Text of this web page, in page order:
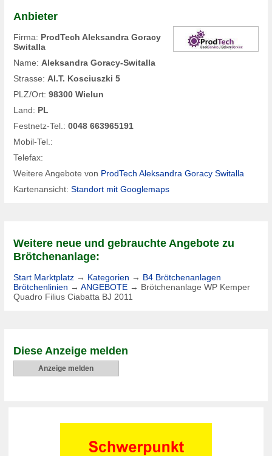
Anbieter
Firma: ProdTech Aleksandra Goracy
Switalla
Name: Aleksandra Goracy-Switalla
Strasse: Al.T. Kosciuszki 5
PLZ/Ort: 98300 Wielun
Land: PL
Festnetz-Tel.: 0048 663965191
Mobil-Tel.:
Telefax:
Weitere Angebote von ProdTech Aleksandra Goracy Switalla
Kartenansicht: Standort mit Googlemaps
Weitere neue und gebrauchte Angebote zu
Brötchenanlage:
Start Marktplatz → Kategorien → B4 Brötchenanlagen
Brötchenlinien → ANGEBOTE → Brötchenanlage WP Kemper
Quadro Filius Ciabatta BJ 2011
Diese Anzeige melden
Anzeige melden